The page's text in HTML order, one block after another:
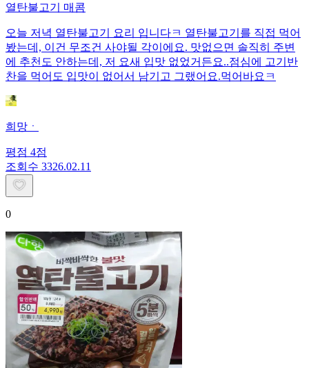
열탄불고기 매콤
오늘 저녁 열탄불고기 요리 입니다ㅋ 열탄불고기를 직접 먹어
봤는데, 이건 무조건 사야될 각이에요. 맛없으면 솔직히 주변
에 추천도 안하는데, 저 요새 입맛 없었거든요..점심에 고기반
찬을 먹어도 입맛이 없어서 남기고 그랬어요.먹어바요ㅋ
희망ㆍ
평점 4점
조회수 3326.02.11
0